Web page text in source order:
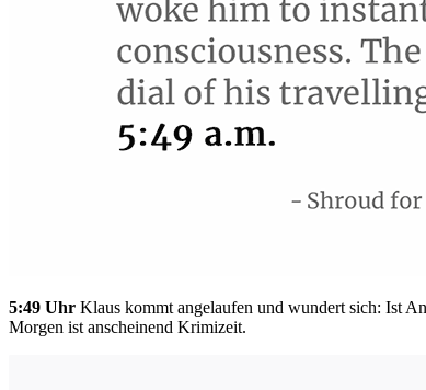
5:49 Uhr Klaus kommt angelaufen und wundert sich: Ist
Morgen ist anscheinend Krimizeit.